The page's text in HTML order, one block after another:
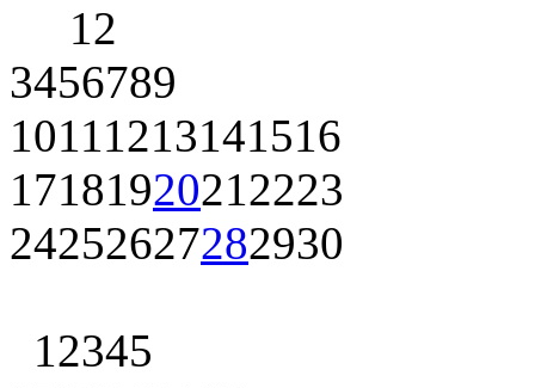
12
3456789
10111213141516
17181920212223
24252627282930
12345